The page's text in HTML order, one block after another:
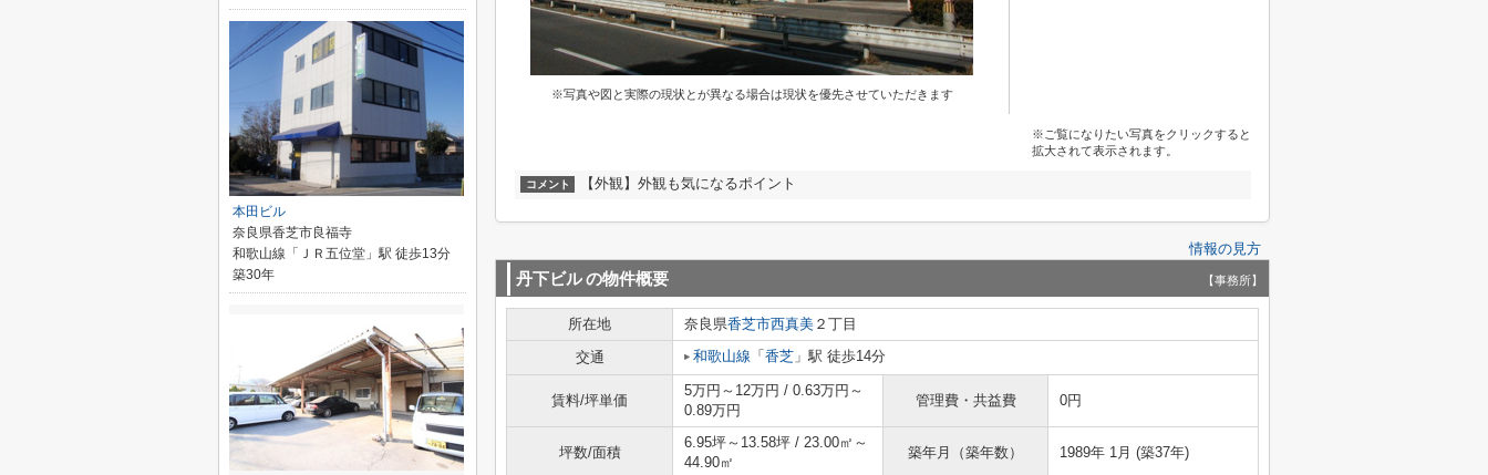
※写真や図と実際の現状とが異なる場合は現状を優先させていただきます
※ご覧になりたい写真をクリックすると
拡大されて表示されます。
コメント 【外観】外観も気になるポイント
情報の見方
丹下ビルの物件概要 【事務所】
所在地 奈良県香芝市西真美 ２丁目
交通
和歌山線 「 香芝 」駅 徒歩14分
賃料/坪単価
5万円～12万円 / 0.63万円～
0.89万円
管理費・共益費 0円
坪数/面積
6.95坪～13.58坪 / 23.00㎡～
44.90㎡
築年月（築年数） 1989年 1月 (築37年)
本田ビル
奈良県香芝市良福寺
和歌山線「ＪＲ五位堂」駅 徒歩13分
築30年